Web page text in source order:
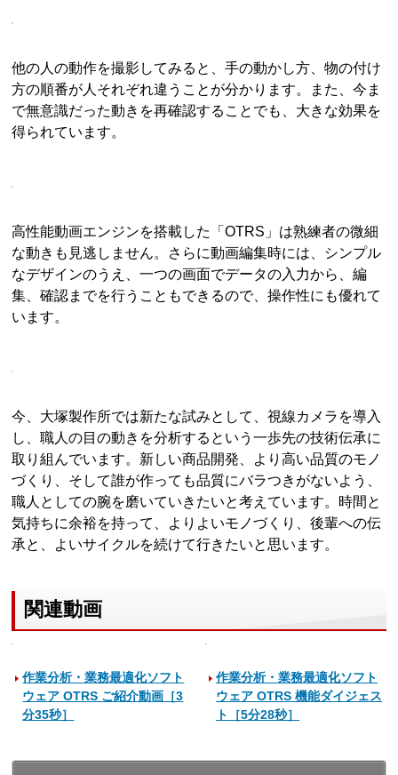
他の人の動作を撮影してみると、手の動かし方、物の付け
方の順番が人それぞれ違うことが分かります。また、今ま
で無意識だった動きを再確認することでも、大きな効果を
得られています。
高性能動画エンジンを搭載した「OTRS」は熟練者の微細
な動きも見逃しません。さらに動画編集時には、シンプル
なデザインのうえ、一つの画面でデータの入力から、編
集、確認までを行うこともできるので、操作性にも優れて
います。
今、大塚製作所では新たな試みとして、視線カメラを導入
し、職人の目の動きを分析するという一歩先の技術伝承に
取り組んでいます。新しい商品開発、より高い品質のモノ
づくり、そして誰が作っても品質にバラつきがないよう、
職人としての腕を磨いていきたいと考えています。時間と
気持ちに余裕を持って、よりよいモノづくり、後輩への伝
承と、よいサイクルを続けて行きたいと思います。
関連動画
作業分析・業務最適化ソフト
ウェア OTRS ご紹介動画［3
分35秒］
作業分析・業務最適化ソフト
ウェア OTRS 機能ダイジェス
ト［5分28秒］